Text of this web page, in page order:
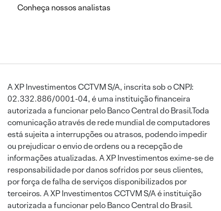
Conheça nossos analistas
A XP Investimentos CCTVM S/A, inscrita sob o CNPJ:
02.332.886/0001-04, é uma instituição financeira
autorizada a funcionar pelo Banco Central do Brasil.Toda
comunicação através de rede mundial de computadores
está sujeita a interrupções ou atrasos, podendo impedir
ou prejudicar o envio de ordens ou a recepção de
informações atualizadas. A XP Investimentos exime-se de
responsabilidade por danos sofridos por seus clientes,
por força de falha de serviços disponibilizados por
terceiros. A XP Investimentos CCTVM S/A é instituição
autorizada a funcionar pelo Banco Central do Brasil.